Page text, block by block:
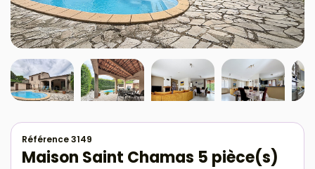
Référence 3149
Maison Saint Chamas 5 pièce(s)